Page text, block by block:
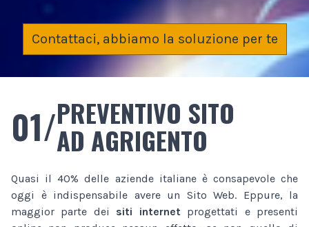
Contattaci, abbiamo la soluzione per te
01/PREVENTIVO SITO
AD AGRIGENTO
Quasi il 40% delle aziende italiane è consapevole che
oggi è indispensabile avere un Sito Web. Eppure, la
maggior parte dei siti internet progettati e presenti